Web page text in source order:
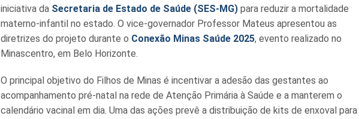
iniciativa da Secretaria de Estado de Saúde (SES-MG) para reduzir a mortalidade
materno-infantil no estado. O vice-governador Professor Mateus apresentou as
diretrizes do projeto durante o Conexão Minas Saúde 2025, evento realizado no
Minascentro, em Belo Horizonte.
O principal objetivo do Filhos de Minas é incentivar a adesão das gestantes ao
acompanhamento pré-natal na rede de Atenção Primária à Saúde e a manterem o
calendário vacinal em dia. Uma das ações prevê a distribuição de kits de enxoval para